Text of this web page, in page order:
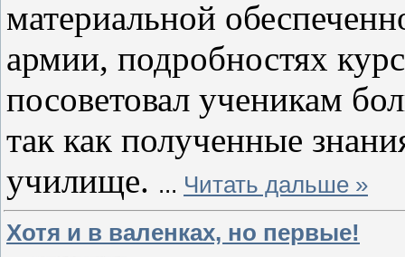
материальной
армии, подробностях
посоветовал ученикам
так как полученные
училище. ... Читать дальше »
Хотя и в валенках, но первые!